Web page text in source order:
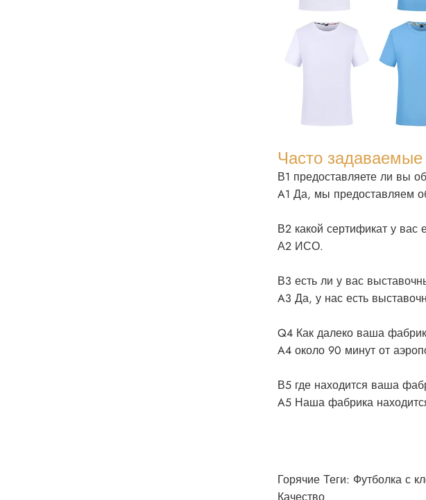
Часто
В1 предоставляете ли вы
A1 Да, мы предоставляем
В2 какой сертификат у вас
А2 ИСО.
В3 есть ли у вас
A3 Да, у нас есть
Q4 Как далеко ваша
A4 около 90 минут от
В5 где находится ваша
A5 Наша фабрика
Горячие Теги: Футболка с
Качество